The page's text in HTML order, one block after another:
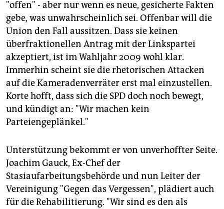
"offen" - aber nur wenn es neue, gesicherte Fakten
gebe, was unwahrscheinlich sei. Offenbar will die
Union den Fall aussitzen. Dass sie keinen
überfraktionellen Antrag mit der Linkspartei
akzeptiert, ist im Wahljahr 2009 wohl klar.
Immerhin scheint sie die rhetorischen Attacken
auf die Kameradenverräter erst mal einzustellen.
Korte hofft, dass sich die SPD doch noch bewegt,
und kündigt an: "Wir machen kein
Parteiengeplänkel."
Unterstützung bekommt er von unverhoffter Seite.
Joachim Gauck, Ex-Chef der
Stasiaufarbeitungsbehörde und nun Leiter der
Vereinigung "Gegen das Vergessen", plädiert auch
für die Rehabilitierung. "Wir sind es den als